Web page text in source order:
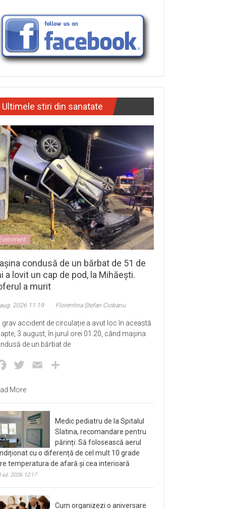
Ultimele stiri din sanatate
condusă de un bărbat de 51 de
a lovit un cap de pod, la Mihăești.
a murit
2026 11:19 Florentina Ștefan Ciobanu
grav accident de circulație a avut loc în această
3 august, în jurul orei 01.20, când mașina
de un bărbat de
Facebook
Twitter Email
More
Medic pediatru de la Spitalul
Slatina, recomandare pentru
părinți: Să folosească aerul
cu o diferență de cel mult 10 grade
temperatura de afară și cea interioară
iul. 2026 12:17
Cum organizezi o aniversare